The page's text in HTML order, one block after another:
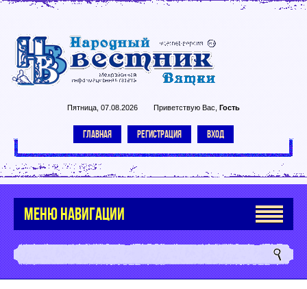
Пятница, 07.08.2026 Приветствую Вас Гость
ГЛАВНАЯ РЕГИСТРАЦИЯ ВХОД
МЕНЮ НАВИГАЦИИ